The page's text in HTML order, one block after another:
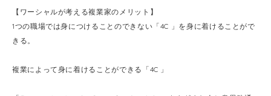
【ワーシャルが考える複業家のメリット】
1つの職場では身につけることのできない「4C 」を身に着けることがで
きる。
複業によって身に着けることができる「4C 」